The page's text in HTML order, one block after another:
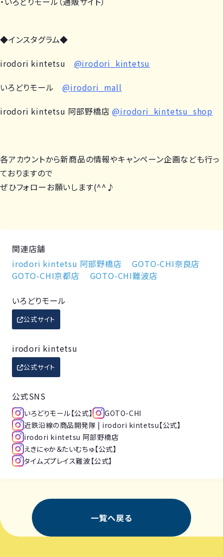
◆インスタグラム◆
irodori kintetsu @irodori_kintetsu
いろどりモール@irodori_mall
irodori kintetsu 阿部野橋店@irodori_kintetsu_shop
各アカウントから新商品の情報やキャンペーン企画なども行っ
ておりますので
ぜひフォローお願いします(^^♪
関連店舗
irodori kintetsu 阿部野橋店
GOTO-CHI奈良店
GOTO-CHI京都店
GOTO-CHI難波店
いろどりモール
公式サイト
irodori kintetsu
公式サイト
公式SNS
いろどりモール【公式】
GOTO-CHI
近鉄沿線の商品開発隊 | irodori kintetsu【公式】
irodori kintetsu 阿部野橋店
えきにゃか＆たいむちゅ【公式】
タイムズプレイス難波【公式】
一覧へ戻る